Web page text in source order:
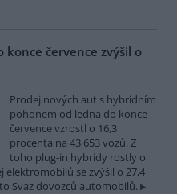
konce července zvýšil o
Prodej nových aut s hybridním
pohonem od ledna do konce
července vzrostl o 16,3
procenta na 43 653 vozů. Z
toho plug-in hybridy rostly o
elektromobilů se zvýšil o 27,4
Svaz dovozců automobilů.